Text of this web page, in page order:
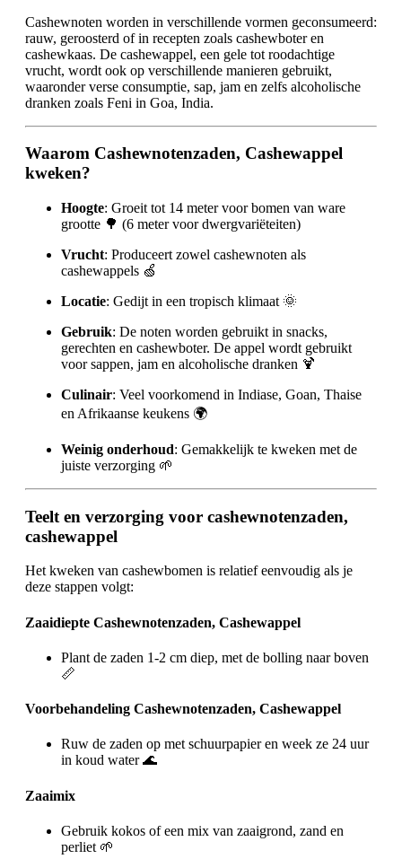
Cashewnoten worden in verschillende vormen geconsumeerd:
rauw, geroosterd of in recepten zoals cashewboter en
cashewkaas. De cashewappel, een gele tot roodachtige
vrucht, wordt ook op verschillende manieren gebruikt,
waaronder verse consumptie, sap, jam en zelfs alcoholische
dranken zoals Feni in Goa, India.
Waarom Cashewnotenzaden, Cashewappel
kweken?
Hoogte: Groeit tot 14 meter voor bomen van ware
grootte 🌳 (6 meter voor dwergvariëteiten)
Vrucht: Produceert zowel cashewnoten als
cashewappels 🍏
Locatie: Gedijt in een tropisch klimaat 🌞
Gebruik: De noten worden gebruikt in snacks,
gerechten en cashewboter. De appel wordt gebruikt
voor sappen, jam en alcoholische dranken 🍹
Culinair: Veel voorkomend in Indiase, Goan, Thaise
en Afrikaanse keukens 🌍
Weinig onderhoud: Gemakkelijk te kweken met de
juiste verzorging 🌱
Teelt en verzorging voor cashewnotenzaden,
cashewappel
Het kweken van cashewbomen is relatief eenvoudig als je
deze stappen volgt:
Zaaidiepte Cashewnotenzaden, Cashewappel
Plant de zaden 1-2 cm diep, met de bolling naar boven
📏
Voorbehandeling Cashewnotenzaden, Cashewappel
Ruw de zaden op met schuurpapier en week ze 24 uur
in koud water 🌊
Zaaimix
Gebruik kokos of een mix van zaaigrond, zand en
perliet 🌱